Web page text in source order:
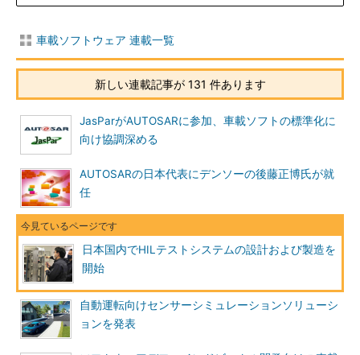
車載ソフトウェア 連載一覧
新しい連載記事が 131 件あります
JasParがAUTOSARに参加、車載ソフトの標準化に
向け協調深める
AUTOSARの日本代表にデンソーの後藤正博氏が就
任
日本国内でHILテストシステムの設計および製造を
開始
自動運転向けセンサーシミュレーションソリューシ
ョンを発表